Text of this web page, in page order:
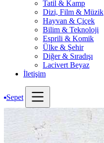
Tatil & Kamp
Dizi, Film & Müzik
Hayvan & Çiçek
Bilim & Teknoloji
Esprili & Komik
Ülke & Şehir
Diğer & Sıradışı
Lacivert Beyaz
İletişim
Sepet